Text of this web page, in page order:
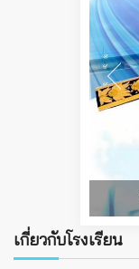
เกี่ยวกับโรงเรียน